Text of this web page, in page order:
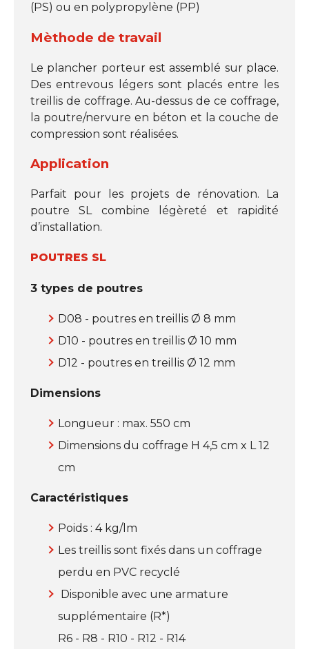
(PS) ou en polypropylène (PP)
Mèthode de travail
Le plancher porteur est assemblé sur place.
Des entrevous légers sont placés entre les
treillis de coffrage. Au-dessus de ce coffrage,
la poutre/nervure en béton et la couche de
compression sont réalisées.
Application
Parfait pour les projets de rénovation. La
poutre SL combine légèreté et rapidité
d’installation.
POUTRES SL
3 types de poutres
D08 - poutres en treillis Ø 8 mm
D10 - poutres en treillis Ø 10 mm
D12 - poutres en treillis Ø 12 mm
Dimensions
Longueur : max. 550 cm
Dimensions du coffrage H 4,5 cm x L 12
cm
Caractéristiques
Poids : 4 kg/lm
Les treillis sont fixés dans un coffrage
perdu en PVC recyclé
Disponible avec une armature
supplémentaire (R*)
R6 - R8 - R10 - R12 - R14